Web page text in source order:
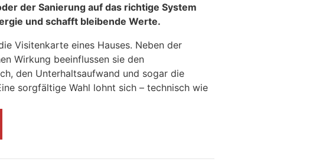
der Sanierung auf das richtige System
und schafft bleibende Werte.
Visitenkarte eines Hauses. Neben der
Wirkung beeinflussen sie den
den Unterhaltsaufwand und sogar die
sorgfältige Wahl lohnt sich – technisch wie